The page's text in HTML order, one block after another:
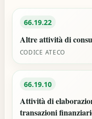
66.19.22
Altre attività di
CODICE ATECO
66.19.10
Attività di
transazioni